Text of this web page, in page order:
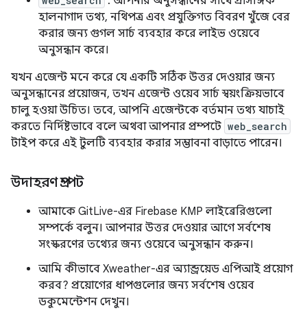
হালনাগাদ তথ্য, নথিপত্র এবং প্রযুক্তিগত বিবরণ খুঁজে বের
করার জন্য গুগল সার্চ ব্যবহার করে লাইভ ওয়েবে
অনুসন্ধান করে।
যখন এজেন্ট মনে করে যে একটি সঠিক উত্তর দেওয়ার জন্য
অনুসন্ধানের প্রয়োজন, তখন এজেন্ট ওয়েব সার্চ স্বয়ংক্রিয়ভাবে
চালু হওয়া উচিত। তবে, আপনি এজেন্টকে বর্তমান তথ্য যাচাই
করতে নির্দিষ্টভাবে বলে অথবা আপনার প্রম্পটে web_search
টাইপ করে এই টুলটি ব্যবহার করার সম্ভাবনা বাড়াতে পারেন।
উদাহরণ প্রম্পট
আমাকে GitLive-এর Firebase KMP লাইব্রেরিগুলো
সম্পর্কে বলুন। আপনার উত্তর দেওয়ার আগে সর্বশেষ
সংস্করণের তথ্যের জন্য ওয়েবে অনুসন্ধান করুন।
আমি কীভাবে Xweather-এর অ্যান্ড্রয়েড এপিআই প্রয়োগ
করব? প্রয়োগের ধাপগুলোর জন্য সর্বশেষ ওয়েব
ডকুমেন্টেশন দেখুন।